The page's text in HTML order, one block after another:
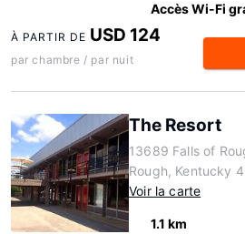
Accès Wi-Fi
À PARTIR DE USD 124
par chambre / par nuit
The Resort
13689 Falls of
Rough, Kentucky
Voir la carte
1.1 km